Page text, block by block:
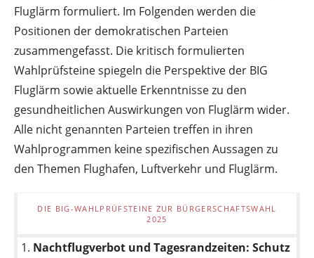
Fluglärm formuliert. Im Folgenden werden die
Positionen der demokratischen Parteien
zusammengefasst. Die kritisch formulierten
Wahlprüfsteine spiegeln die Perspektive der BIG
Fluglärm sowie aktuelle Erkenntnisse zu den
gesundheitlichen Auswirkungen von Fluglärm wider.
Alle nicht genannten Parteien treffen in ihren
Wahlprogrammen keine spezifischen Aussagen zu
den Themen Flughafen, Luftverkehr und Fluglärm.
DIE BIG-WAHLPRÜFSTEINE ZUR BÜRGERSCHAFTSWAHL
2025
Nachtflugverbot und Tagesrandzeiten: Schutz